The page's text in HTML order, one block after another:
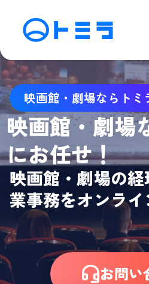
映画館・劇場ならトミ
映画館・劇場
にお任せ！
映画館・劇場の
業事務をオンライ
お問い